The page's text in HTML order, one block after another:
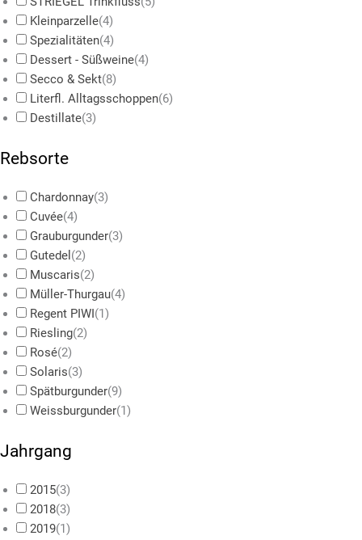
Kleinparzelle(4)
Spezialitäten(4)
Dessert - Süßweine(4)
Secco & Sekt(8)
Literfl. Alltagsschoppen(6)
Destillate(3)
Rebsorte
Chardonnay(3)
Cuvée(4)
Grauburgunder(3)
Gutedel (2)
Muscaris(2)
Müller-Thurgau(4)
Regent PIWI(1)
Riesling(2)
Rosé(2)
Solaris(3)
Spätburgunder(9)
Weissburgunder(1)
Jahrgang
2015(3)
2018(3)
2019(1)